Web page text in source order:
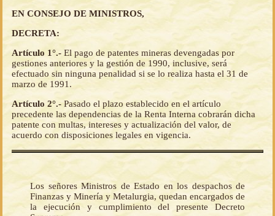
EN CONSEJO DE MINISTROS,
DECRETA:
Artículo 1°.- El pago de patentes mineras devengadas por
gestiones anteriores y la gestión de 1990, inclusive, será
efectuado sin ninguna penalidad si se lo realiza hasta el 31 de
marzo de 1991.
Artículo 2°.-Pasado el plazo establecido en el artículo
precedente las dependencias de la Renta Interna cobrarán dicha
patente con multas, intereses y actualización del valor, de
acuerdo con disposiciones legales en vigencia.
Los señores Ministros de Estado en los despachos de
Finanzas y Minería y Metalurgia, quedan encargados de
la ejecución y cumplimiento del presente Decreto